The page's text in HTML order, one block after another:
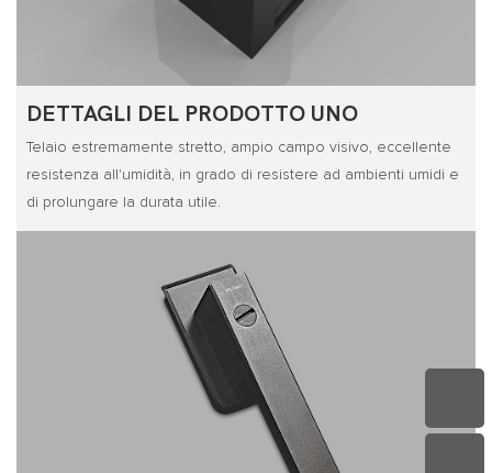
DETTAGLI DEL PRODOTTO UNO
Telaio estremamente stretto, ampio campo visivo, eccellente
resistenza all'umidità, in grado di resistere ad ambienti umidi e
di prolungare la durata utile.